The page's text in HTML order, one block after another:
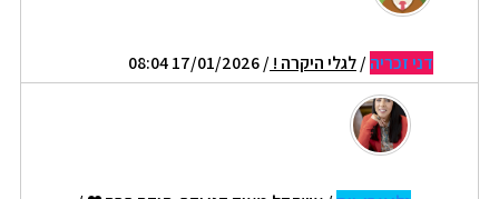
דני זכריה/לגלי היקרה !/ 17/01/2026 08:04